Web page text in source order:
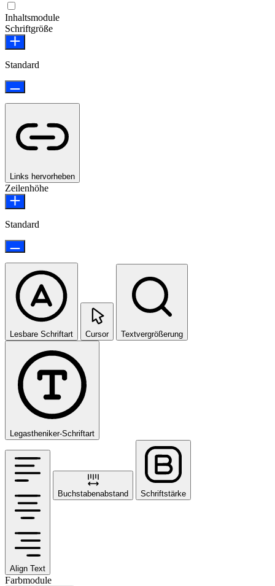
Inhaltsmodule
Schriftgröße
Standard
Links hervorheben
Zeilenhöhe
Standard
Lesbare Schriftart Cursor Textvergrößerung
Legastheniker-Schriftart
Align Text
Buchstabenabstand Schriftstärke
Farbmodule